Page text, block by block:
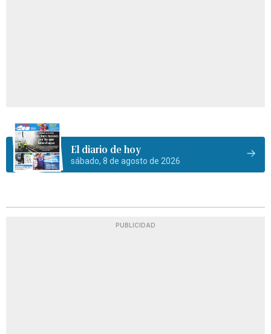
El diario de hoy
sábado, 8 de agosto de 2026
PUBLICIDAD